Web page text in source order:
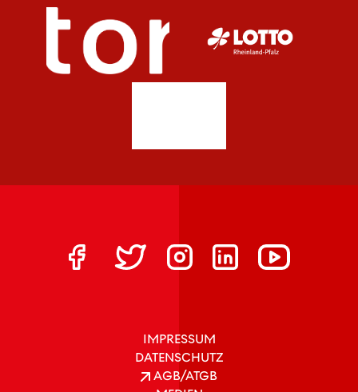
IMPRESSUM
DATENSCHUTZ
AGB/ATGB